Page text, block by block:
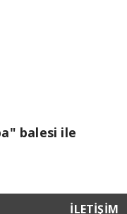
balesi ile
İLETİŞİM